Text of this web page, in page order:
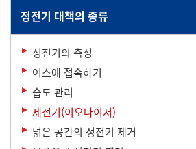
정전기 대책의 종류
정전기의 측정
어스에 접속하기
습도 관리
제전기(이오나이저)
넓은 공간의 정전기 제거